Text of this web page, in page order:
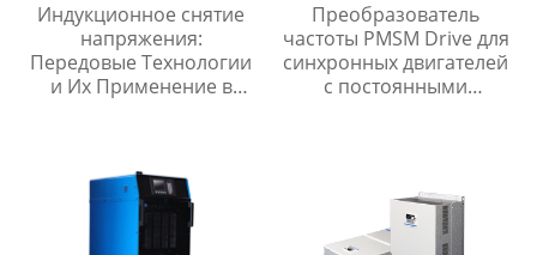
Индукционное снятие
напряжения:
Передовые Технологии
и Их Применение в
Преобразователь
частоты PMSM Drive для
синхронных двигателей
с постоянными